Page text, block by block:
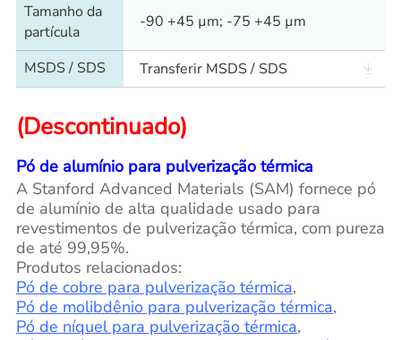
Tamanho da
partícula
-90 +45 µm; -75 +45 µm
MSDS / SDS Transferir MSDS / SDS
(Descontinuado)
Pó de alumínio para pulverização térmica
A Stanford Advanced Materials (SAM) fornece pó
de alumínio de alta qualidade usado para
revestimentos de pulverização térmica, com pureza
de até 99,95%.
Produtos relacionados:
Pó de cobre para pulverização térmica,
Pó de molibdênio para pulverização térmica,
Pó de níquel para pulverização térmica,